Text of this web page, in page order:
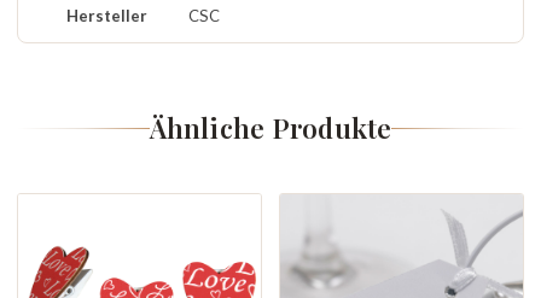
Hersteller CSC
Ähnliche Produkte